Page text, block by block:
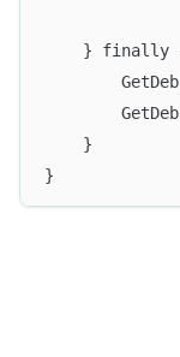
} finally
    }
}